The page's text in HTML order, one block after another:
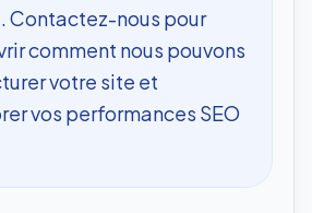
Contactez-nous pour
comment nous pouvons
votre site et
vos performances SEO